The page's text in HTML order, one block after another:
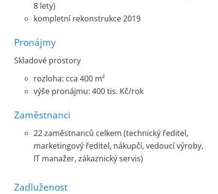
8 lety)
kompletní rekonstrukce 2019
Pronájmy
Skladové prostory
rozloha: cca 400 m²
výše pronájmu: 400 tis. Kč/rok
Zaměstnanci
22 zaměstnanců celkem (technický ředitel,
marketingový ředitel, nákupčí, vedoucí výroby,
IT manažer, zákaznický servis)
Zadluženost